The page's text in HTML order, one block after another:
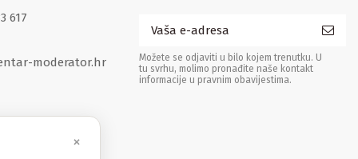
×
617
moderator.hr
Možete se odjaviti u bilo kojem trenutku. U
tu svrhu, molimo pronađite naše kontakt
informacije u pravnim obavijestima.